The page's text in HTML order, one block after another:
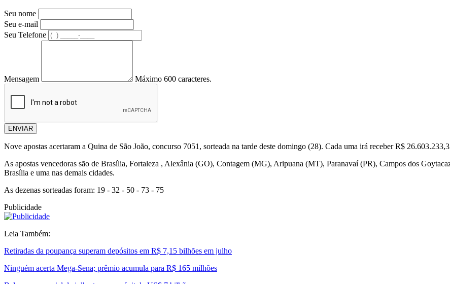
Seu nome
Seu e-mail
Seu Telefone
Mensagem Máximo 600 caracteres.
ENVIAR
Nove apostas acertaram a Quina de São João, concurso 7051, sorteada na tarde deste domingo (28). Cada uma irá receber R$
As apostas vencedoras são de Brasília, Fortaleza , Alexânia (GO), Contagem (MG), Aripuana (MT), Paranavaí (PR), Campos dos
Brasília e uma nas demais cidades.
As dezenas sorteadas foram: 19 - 32 - 50 - 73 - 75
Publicidade
Leia Também:
Retiradas da poupança superam depósitos em R$ 7,15 bilhões em julho
Ninguém acerta Mega-Sena; prêmio acumula para R$ 165 milhões